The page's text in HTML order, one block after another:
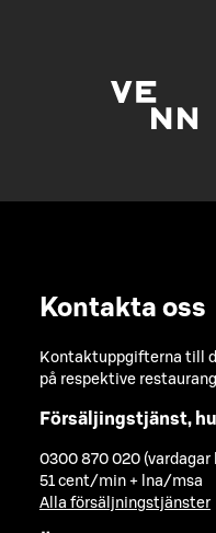
Kontakta oss
Kontaktuppgifterna till
på respektive
Försäljingstjänst,
0300 870 020 (vardagar
51 cent/min + lna/msa
Alla försäljningstjänster